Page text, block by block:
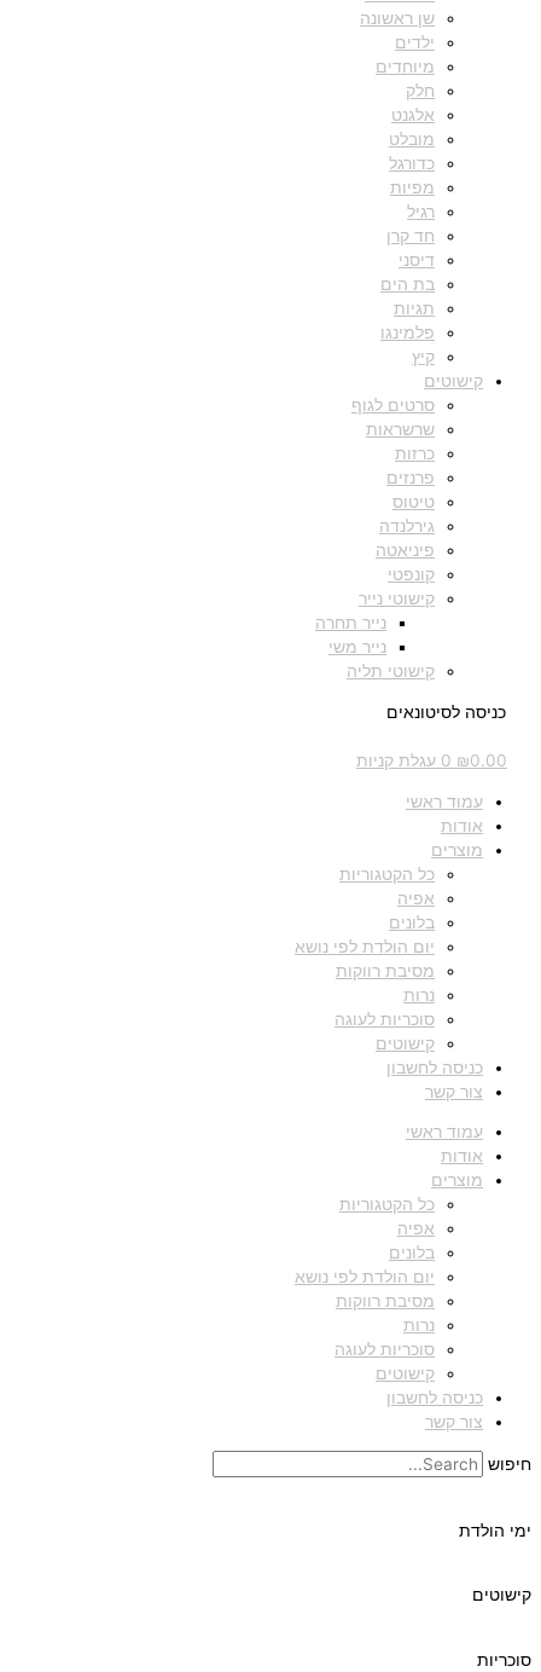
שן ראשונה
ילדים
מיוחדים
חלק
אלגנט
מובלט
כדורגל
מפיות
רגיל
חד קרן
דיסני
בת הים
תגיות
פלמינגו
קיץ
קישוטים
סרטים לגוף
שרשראות
כרזות
פרנזים
טיטוס
גירלנדה
פיניאטה
קונפטי
קישוטי נייר
נייר תחרה
נייר משי
קישוטי תליה
כניסה לסיטונאים
₪0.00
0 עגלת קניות
עמוד ראשי
אודות
מוצרים
כל הקטגוריות
אפיה
בלונים
יום הולדת לפי נושא
מסיבת רווקות
נרות
סוכריות לעוגה
קישוטים
כניסה לחשבון
צור קשר
עמוד ראשי
אודות
מוצרים
כל הקטגוריות
אפיה
בלונים
יום הולדת לפי נושא
מסיבת רווקות
נרות
סוכריות לעוגה
קישוטים
כניסה לחשבון
צור קשר
חיפוש
ימי הולדת
קישוטים
סוכריות